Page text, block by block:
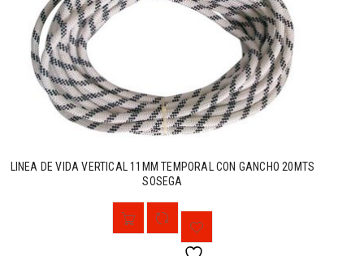
LINEA DE VIDA VERTICAL 11MM TEMPORAL CON GANCHO 20MTS
SOSEGA